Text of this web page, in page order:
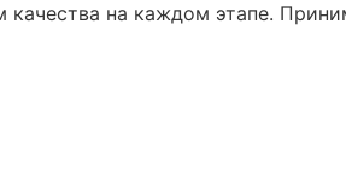
на каждом этапе.